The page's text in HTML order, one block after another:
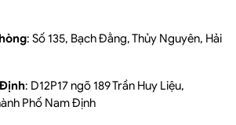
: Số 135, Bạch Đằng, Thủy Nguyên, Hải
: D12P17 ngõ 189 Trần Huy Liệu,
Phố Nam Định